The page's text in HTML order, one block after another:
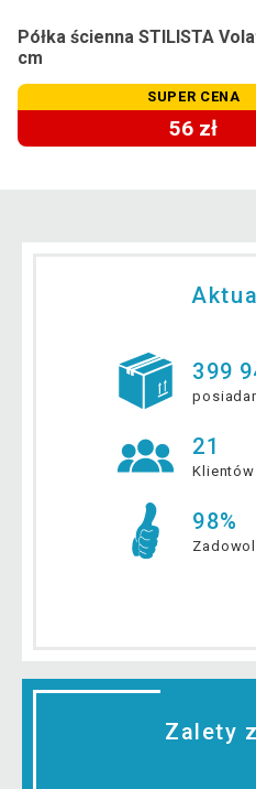
Półka ścienna STILISTA
cm
SUPER CENA
56 zł
399
21
98%
Zalety